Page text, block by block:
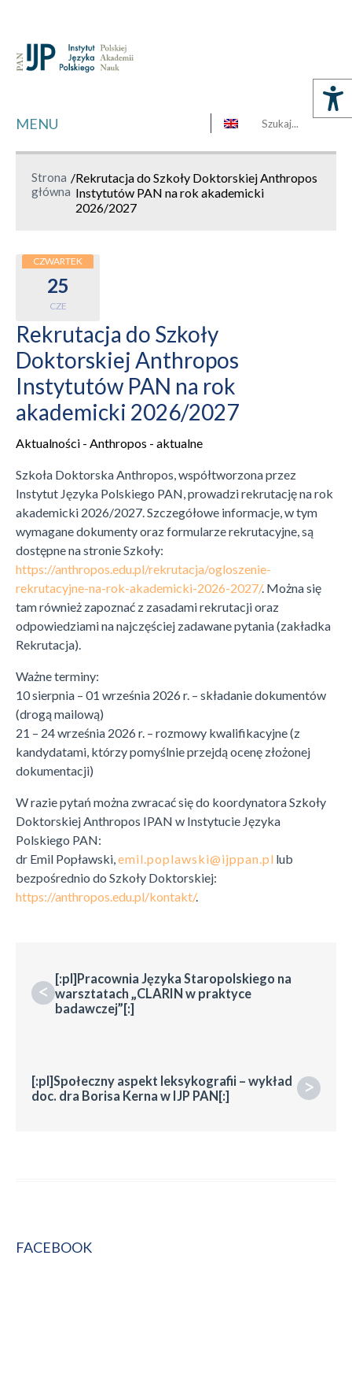
MENU
Strona
główna
/Rekrutacja do Szkoły Doktorskiej Anthropos
Instytutów PAN na rok akademicki
2026/2027
CZWARTEK
25
CZE
Rekrutacja do Szkoły
Doktorskiej Anthropos
Instytutów PAN na rok
akademicki 2026/2027
Aktualności - Anthropos - aktualne
Szkoła Doktorska Anthropos, współtworzona przez
Instytut Języka Polskiego PAN, prowadzi rekrutację na rok
akademicki 2026/2027. Szczegółowe informacje, w tym
wymagane dokumenty oraz formularze rekrutacyjne, są
dostępne na stronie Szkoły:
https://anthropos.edu.pl/rekrutacja/ogloszenie-
rekrutacyjne-na-rok-akademicki-2026-2027/. Można się
tam również zapoznać z zasadami rekrutacji oraz
odpowiedziami na najczęściej zadawane pytania (zakładka
Rekrutacja).
Ważne terminy:
10 sierpnia – 01 września 2026 r. – składanie dokumentów
(drogą mailową)
21 – 24 września 2026 r. – rozmowy kwalifikacyjne (z
kandydatami, którzy pomyślnie przejdą ocenę złożonej
dokumentacji)
W razie pytań można zwracać się do koordynatora Szkoły
Doktorskiej Anthropos IPAN w Instytucie Języka
Polskiego PAN:
dr Emil Popławski,
lub
bezpośrednio do Szkoły Doktorskiej:
https://anthropos.edu.pl/kontakt/.
<
[:pl]Pracownia Języka Staropolskiego na
warsztatach „CLARIN w praktyce
badawczej”[:]
>
[:pl]Społeczny aspekt leksykografii – wykład
doc. dra Borisa Kerna w IJP PAN[:]
FACEBOOK